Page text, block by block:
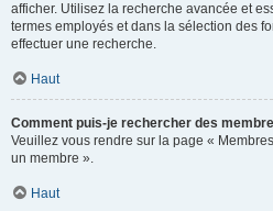
afficher. Utilisez la recherche avancée et
termes employés et dans la sélection des
effectuer une recherche.
Haut
Comment puis-je rechercher des
Veuillez vous rendre sur la page «
un membre ».
Haut